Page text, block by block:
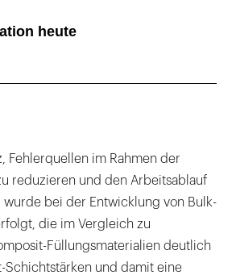
heute
Fehlerquellen im Rahmen der
reduzieren und den Arbeitsablauf
bei der Entwicklung von Bulk-
die im Vergleich zu
Füllungsmaterialien deutlich
Schichtstärken und damit eine